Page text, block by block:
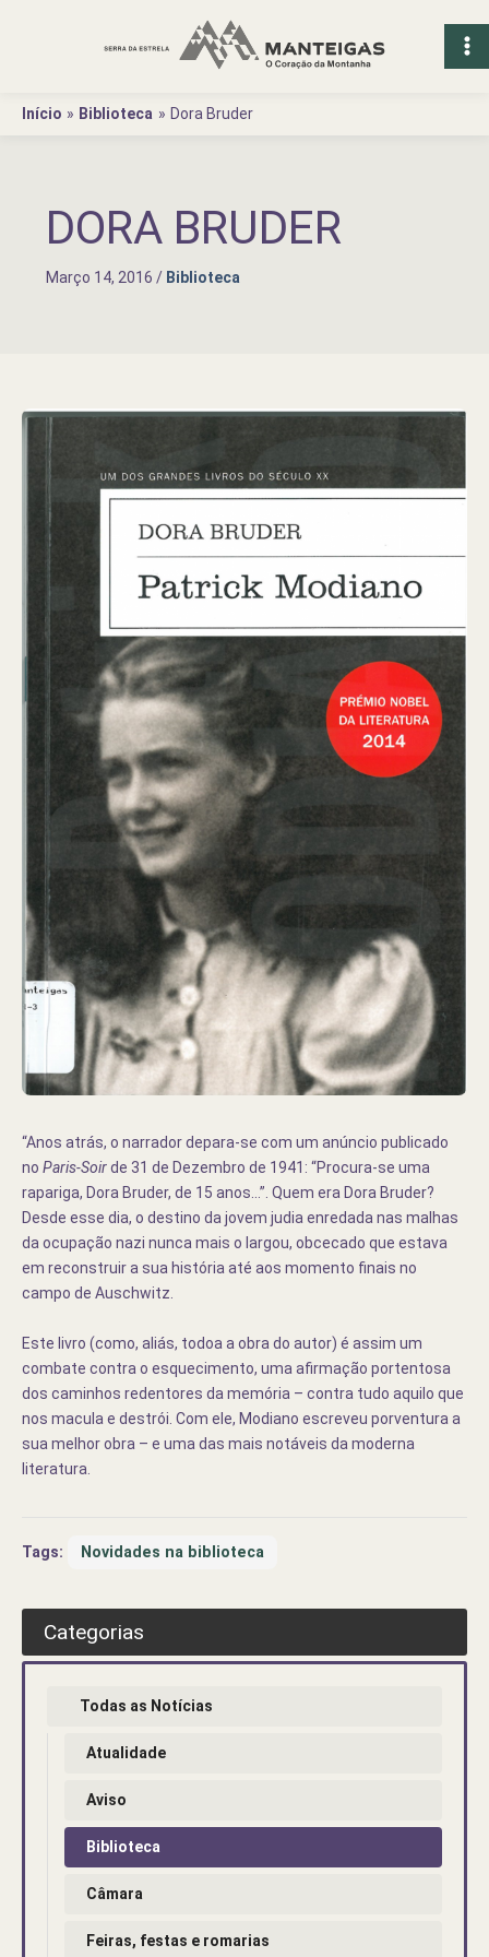
Início
Biblioteca Dora Bruder
DORA BRUDER
Março 14, 2016 / Biblioteca
“Anos atrás, o narrador depara-se com um anúncio publicado
no Paris-Soirde 31 de Dezembro de 1941: “Procura-se uma
rapariga, Dora Bruder, de 15 anos…”. Quem era Dora Bruder?
Desde esse dia, o destino da jovem judia enredada nas malhas
da ocupação nazi nunca mais o largou, obcecado que estava
em reconstruir a sua história até aos momento finais no
campo de Auschwitz.
Este livro (como, aliás, todoa a obra do autor) é assim um
combate contra o esquecimento, uma afirmação portentosa
dos caminhos redentores da memória – contra tudo aquilo que
nos macula e destrói. Com ele, Modiano escreveu porventura a
sua melhor obra – e uma das mais notáveis da moderna
literatura.
Tags: Novidades na biblioteca
Categorias
Todas as Notícias
Atualidade
Aviso
Biblioteca
Câmara
Feiras, festas e romarias